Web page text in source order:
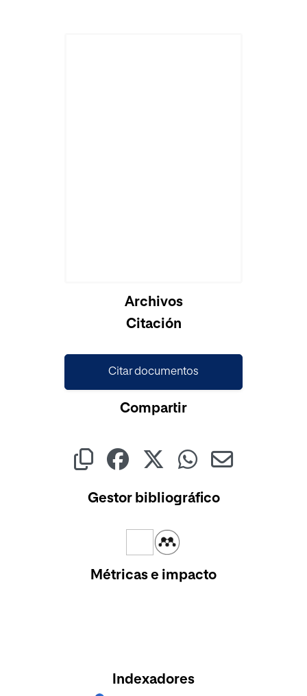
Archivos
Citación
Citar documentos
Compartir
Gestor bibliográfico
Métricas e impacto
Indexadores